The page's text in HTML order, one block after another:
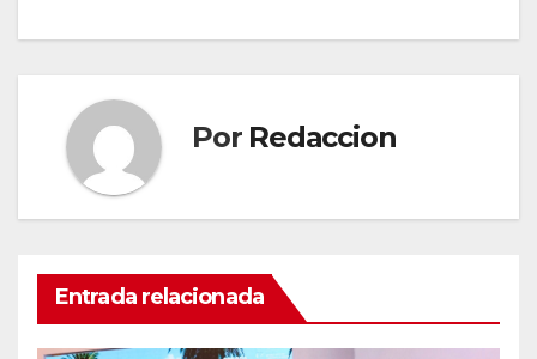
Por Redaccion
Entrada relacionada